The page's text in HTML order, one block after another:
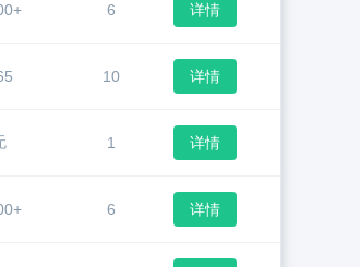
6 详情
10 详情
1 详情
6 详情